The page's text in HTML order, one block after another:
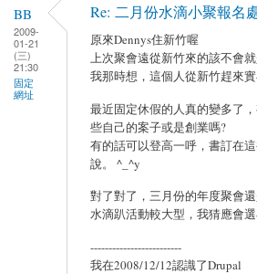
BB
2009-
01-21
(三)
21:30
固定
網址
Re: 二月份水滴小聚報名
原來Dennys住新竹喔
上次聚會遠從新竹來的該不會
我那時想，這個人從新竹趕來
最近固定休假的人真的變多了
些自己的案子或是創業嗎?
有的話可以登高一呼，書訂在
說。 ^_^y
對了對了，三月份的年度聚會
水滴趴活動較大型，我猜應會
-------------------------
我在2008/12/12認識了Drupal